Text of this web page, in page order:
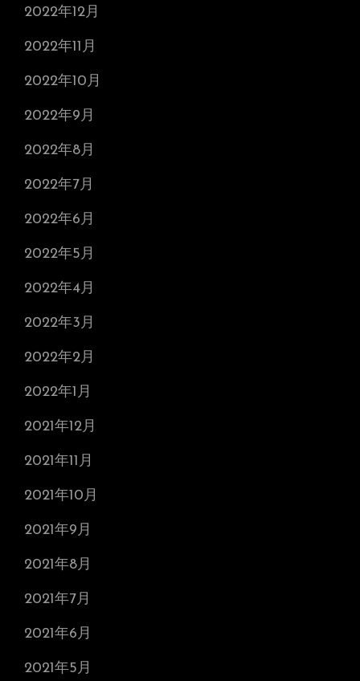
2022年12月
2022年11月
2022年10月
2022年9月
2022年8月
2022年7月
2022年6月
2022年5月
2022年4月
2022年3月
2022年2月
2022年1月
2021年12月
2021年11月
2021年10月
2021年9月
2021年8月
2021年7月
2021年6月
2021年5月